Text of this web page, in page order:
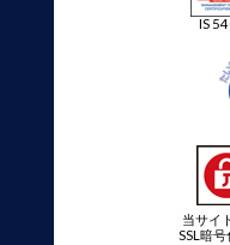
IS
当サイ
SSL暗